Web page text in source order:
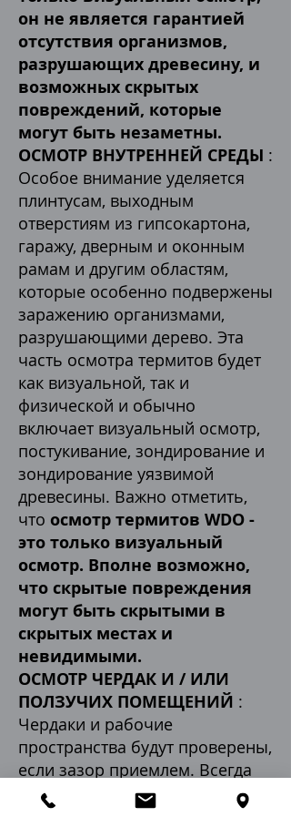
он не является гарантией
отсутствия организмов,
разрушающих древесину, и
возможных скрытых
повреждений, которые
могут быть незаметны.
ОСМОТР ВНУТРЕННЕЙ СРЕДЫ :
Особое внимание уделяется
плинтусам, выходным
отверстиям из гипсокартона,
гаражу, дверным и оконным
рамам и другим областям,
которые особенно подвержены
заражению организмами,
разрушающими дерево. Эта
часть осмотра термитов будет
как визуальной, так и
физической и обычно
включает визуальный осмотр,
постукивание, зондирование и
зондирование уязвимой
древесины. Важно отметить,
что осмотр термитов WDO -
это только визуальный
осмотр. Вполне возможно,
что скрытые повреждения
могут быть скрытыми в
скрытых местах и ​​
невидимыми.
ОСМОТР ЧЕРДАК И / ИЛИ
ПОЛЗУЧИХ ПОМЕЩЕНИЙ :
Чердаки и рабочие
пространства будут проверены,
если зазор приемлем. Всегда
есть места, которые нельзя
увидеть или осмотреть